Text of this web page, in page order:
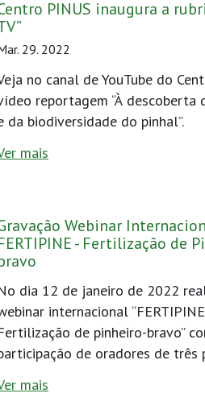
PINUS inaugura a
29. 2022
no canal de YouTube do
reportagem “À descoberta
da biodiversidade do pinhal”.
mais
Webinar
- Fertilização de
dia 12 de janeiro de 2022
internacional
de pinheiro-bravo”
de oradores de três
mais